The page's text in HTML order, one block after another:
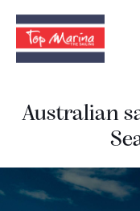
Australian